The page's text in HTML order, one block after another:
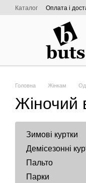
Перейти к основному
Каталог Оплата і
Головна Жінкам
Жіночий
Зимові куртки
Демісезонні
Пальто
Парки